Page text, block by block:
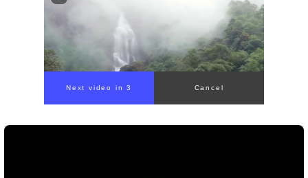
Next video in 1 Cancel